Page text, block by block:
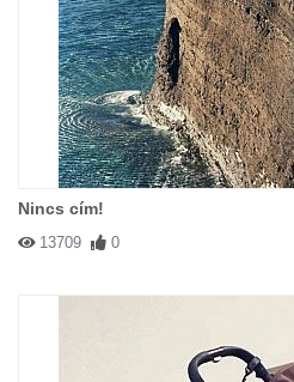
Nincs cím!
13709 0